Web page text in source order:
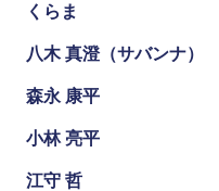
くらま
八木 真澄（サバンナ）
森永 康平
小林 亮平
江守 哲